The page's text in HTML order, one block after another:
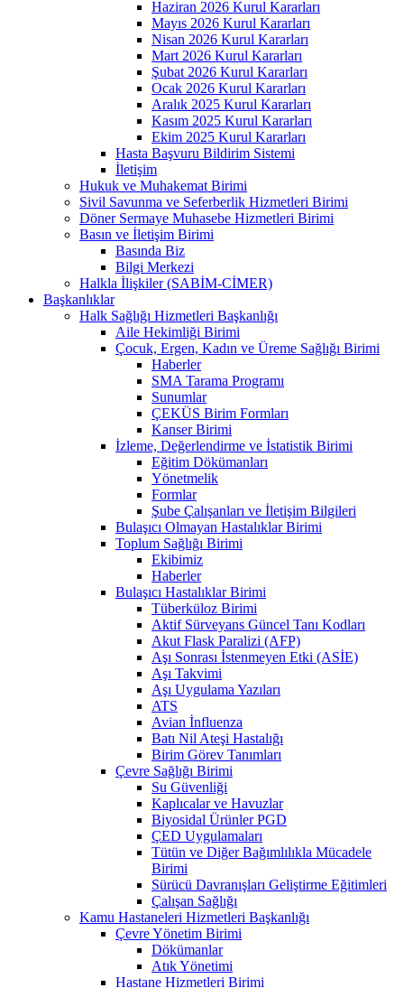
Haziran 2026 Kurul Kararları
Mayıs 2026 Kurul Kararları
Nisan 2026 Kurul Kararları
Mart 2026 Kurul Kararları
Şubat 2026 Kurul Kararları
Ocak 2026 Kurul Kararları
Aralık 2025 Kurul Kararları
Kasım 2025 Kurul Kararları
Ekim 2025 Kurul Kararları
Hasta Başvuru Bildirim Sistemi
İletişim
Hukuk ve Muhakemat Birimi
Sivil Savunma ve Seferberlik Hizmetleri Birimi
Döner Sermaye Muhasebe Hizmetleri Birimi
Basın ve İletişim Birimi
Basında Biz
Bilgi Merkezi
Halkla İlişkiler (SABİM-CİMER)
Başkanlıklar
Halk Sağlığı Hizmetleri Başkanlığı
Aile Hekimliği Birimi
Çocuk, Ergen, Kadın ve Üreme Sağlığı Birimi
Haberler
SMA Tarama Programı
Sunumlar
ÇEKÜS Birim Formları
Kanser Birimi
İzleme, Değerlendirme ve İstatistik Birimi
Eğitim Dökümanları
Yönetmelik
Formlar
Şube Çalışanları ve İletişim Bilgileri
Bulaşıcı Olmayan Hastalıklar Birimi
Toplum Sağlığı Birimi
Ekibimiz
Haberler
Bulaşıcı Hastalıklar Birimi
Tüberküloz Birimi
Aktif Sürveyans Güncel Tanı Kodları
Akut Flask Paralizi (AFP)
Aşı Sonrası İstenmeyen Etki (ASİE)
Aşı Takvimi
Aşı Uygulama Yazıları
ATS
Avian İnfluenza
Batı Nil Ateşi Hastalığı
Birim Görev Tanımları
Çevre Sağlığı Birimi
Su Güvenliği
Kaplıcalar ve Havuzlar
Biyosidal Ürünler PGD
ÇED Uygulamaları
Tütün ve Diğer Bağımlılıkla Mücadele
Birimi
Sürücü Davranışları Geliştirme Eğitimleri
Çalışan Sağlığı
Kamu Hastaneleri Hizmetleri Başkanlığı
Çevre Yönetim Birimi
Dökümanlar
Atık Yönetimi
Hastane Hizmetleri Birimi